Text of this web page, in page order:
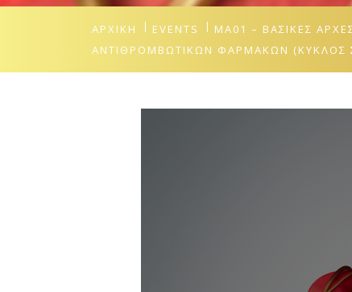
ΑΡΧΙΚΉ EVENTS
ΜΑ01 – ΒΑΣΙΚΈΣ
ΑΝΤΙΘΡΟΜΒΩΤΙΚΏΝ ΦΑΡΜΆΚΩΝ (ΚΎΚΛΟΣ